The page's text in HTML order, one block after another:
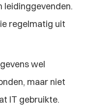
leidinggevenden.
regelmatig uit
wel
maar niet
IT gebruikte.